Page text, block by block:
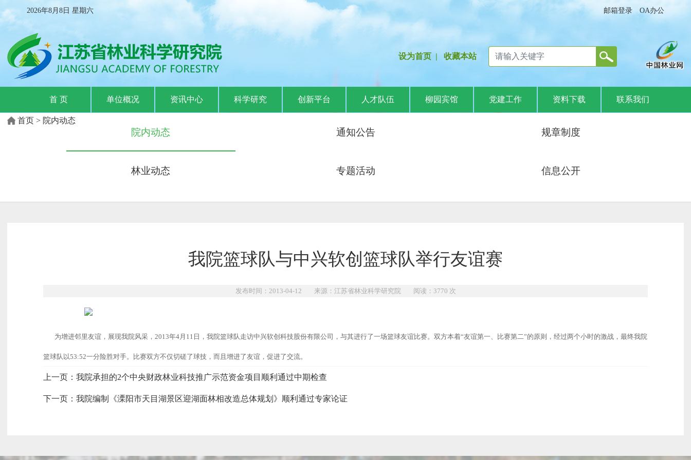
2026年8月8日 星期六 邮箱登录 OA办公
设为首页 | 收藏本站
首 页 单位概况 资讯中心 科学研究 创新平台 人才队伍 柳园宾馆 党建工作 资料下载 联系我们
首页 > 院内动态
院内动态 通知公告 规章制度
林业动态 专题活动 信息公开
我院篮球队与中兴软创篮球队举行友谊赛
发布时间：2013-04-12 来源：江苏省林业科学研究院 阅读： 3770 次
为增进邻里友谊，展现我院风采，2013年4月11日，我院篮球队走访中兴软创科技股份有限公司，与其进行了一场篮球友谊比赛。双方本着“友谊第一、比赛第二”的原则，经过两个小时的激战，最终我院
篮球队以53:52一分险胜对手。比赛双方不仅切磋了球技，而且增进了友谊，促进了交流。
上一页： 我院承担的2个中央财政林业科技推广示范资金项目顺利通过中期检查
下一页： 我院编制《溧阳市天目湖景区迎湖面林相改造总体规划》顺利通过专家论证